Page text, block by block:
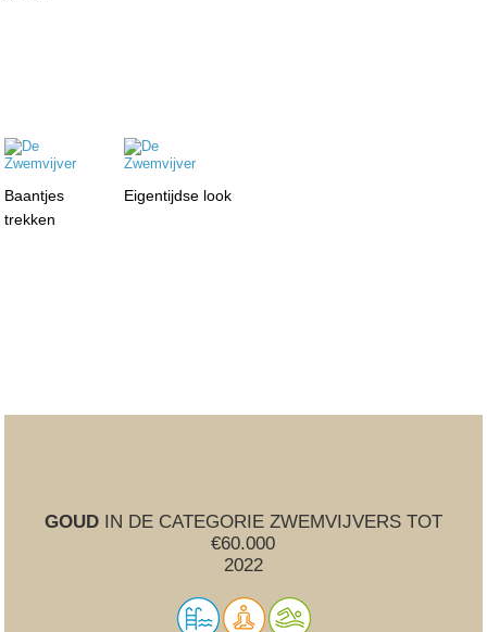
Baantjes
trekken
Eigentijdse look
GOUDIN DE CATEGORIE ZWEMVIJVERS TOT
€60.000
2022